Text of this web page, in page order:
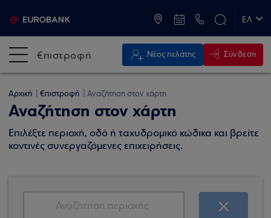
ΕΛ
€πιστροφή Νέος πελάτης Σύνδεση
Αρχική €πιστροφή Αναζήτηση στον χάρτη
Αναζήτηση στον χάρτη
Επιλέξτε περιοχή, οδό ή ταχυδρομικό κώδικα και βρείτε
κοντινές συνεργαζόμενες επιχειρήσεις.